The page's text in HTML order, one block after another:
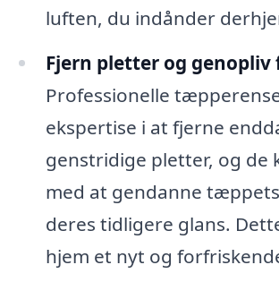
luften, du indånder
Fjern pletter og genopliv
Professionelle
ekspertise i at fjerne
genstridige pletter, og de
med at gendanne
deres tidligere glans.
hjem et nyt og